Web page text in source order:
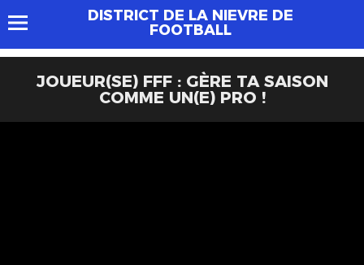
DISTRICT DE LA NIEVRE DE
FOOTBALL
JOUEUR(SE) FFF : GÈRE TA SAISON
COMME UN(E) PRO !